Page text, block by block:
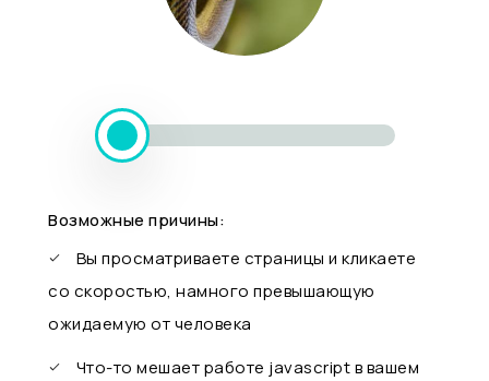
Возможные причины:
Вы просматриваете страницы и кликаете
со скоростью, намного превышающую
ожидаемую от человека
Что-то мешает работе javascript в вашем